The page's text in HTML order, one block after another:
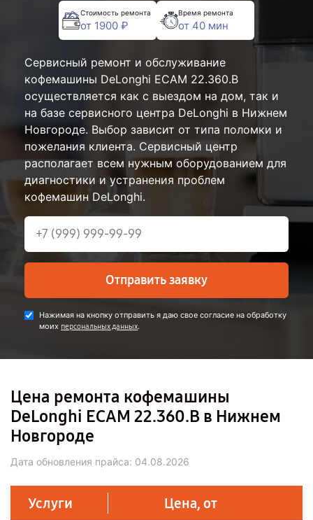
Стоимость ремонта
от 1900 ₽
Время ремонта
от 40 мин
Сервисный ремонт и обслуживание
кофемашины DeLonghi ECAM 22.360.B
осуществляется как с выездом на дом, так и
на базе сервисного центра DeLonghi в Нижнем
Новгороде. Выбор зависит от типа поломки и
пожелания клиента. Сервисный центр
располагает всем нужным оборудованием для
диагностики и устранения проблем
кофемашин DeLonghi.
Отправить заявку
Нажимая на кнопку отправить я даю свое согласие на обработку
моих персональных данных.
Цена ремонта кофемашины
DeLonghi ECAM 22.360.B в Нижнем
Новгороде
Дата обновления прайса: 04.08.2026
Услуги Цена, от